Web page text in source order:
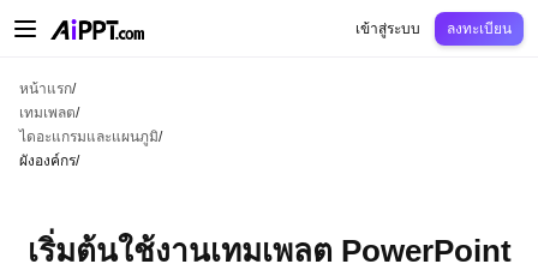
เทมเพลตการศึก
เข้าสู่ระบบ ลงทะเบียน
หน้าแรก/
เทมเพลต/
ไดอะแกรมและแผนภูมิ/
ผังองค์กร/
เริ่มต้นใช้งานเทมเพลต PowerPoint